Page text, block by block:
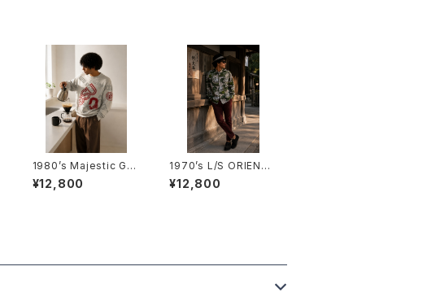
1980’s Majestic Gra
phics Multi Print Sw
eat Shirt -1980年代
¥12,800
1970’s L/S ORIENTA
L PRINT SHIRTS -19
70年代 オリエンタルプ
¥12,800